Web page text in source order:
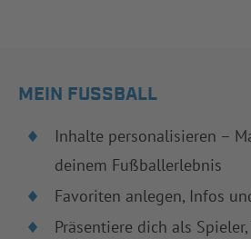
MEIN FUSSBALL
Inhalte personalisieren –
deinem Fußballerlebnis
Favoriten anlegen, Infos
Präsentiere dich als